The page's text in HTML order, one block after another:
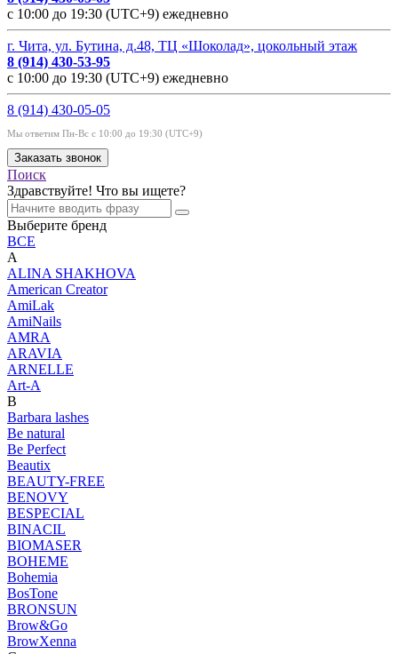
с 10:00 до 19:30 (UTC+9) ежедневно
г. Чита, ул. Бутина, д.48, ТЦ «Шоколад», цокольный этаж
8 (914) 430-53-95
с 10:00 до 19:30 (UTC+9) ежедневно
8 (914) 430-05-05
Мы ответим Пн-Вс с 10:00 до 19:30 (UTC+9)
Заказать звонок
Поиск
Здравствуйте! Что вы ищете?
Выберите бренд
ВСЕ
A
ALINA SHAKHOVA
American Creator
AmiLak
AmiNails
AMRA
ARAVIA
ARNELLE
Art-A
B
Barbara lashes
Be natural
Be Perfect
Beautix
BEAUTY-FREE
BENOVY
BESPECIAL
BINACIL
BIOMASER
BOHEME
Bohemia
BosTone
BRONSUN
Brow&Go
BrowXenna